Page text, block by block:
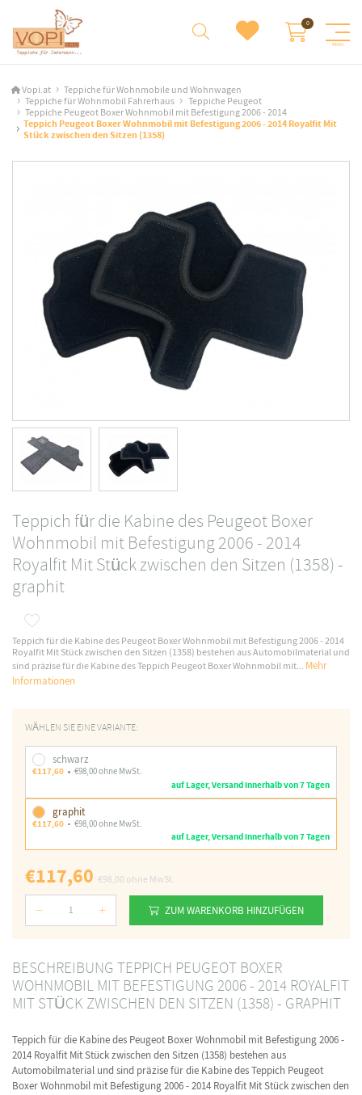
Vopi.at
Teppiche für Wohnmobile und Wohnwagen
Teppiche für Wohnmobil Fahrerhaus
Teppiche Peugeot
Teppiche Peugeot Boxer Wohnmobil mit Befestigung 2006 - 2014
Teppich Peugeot Boxer Wohnmobil mit Befestigung 2006 - 2014 Royalfit Mit
Stück zwischen den Sitzen (1358)
Teppich für die Kabine des Peugeot Boxer
Wohnmobil mit Befestigung 2006 - 2014
Royalfit Mit Stück zwischen den Sitzen (1358) -
graphit
Teppich für die Kabine des Peugeot Boxer Wohnmobil mit Befestigung 2006 - 2014
Royalfit Mit Stück zwischen den Sitzen (1358) bestehen aus Automobilmaterial und
sind präzise für die Kabine des Teppich Peugeot Boxer Wohnmobil mit... Mehr
Informationen
WÄHLEN SIE EINE VARIANTE:
schwarz
€117,60
€98,00 ohne MwSt.
auf Lager, Versand innerhalb von 7 Tagen
graphit
€117,60
€98,00 ohne MwSt.
auf Lager, Versand innerhalb von 7 Tagen
€117,60 €98,00 ohne MwSt.
Nummer ZUM WARENKORB HINZUFÜGEN
BESCHREIBUNG TEPPICH PEUGEOT BOXER
WOHNMOBIL MIT BEFESTIGUNG 2006 - 2014 ROYALFIT
MIT STÜCK ZWISCHEN DEN SITZEN (1358) - GRAPHIT
Teppich für die Kabine des Peugeot Boxer Wohnmobil mit Befestigung 2006 -
2014 Royalfit Mit Stück zwischen den Sitzen (1358) bestehen aus
Automobilmaterial und sind präzise für die Kabine des Teppich Peugeot
Boxer Wohnmobil mit Befestigung 2006 - 2014 Royalfit Mit Stück zwischen den